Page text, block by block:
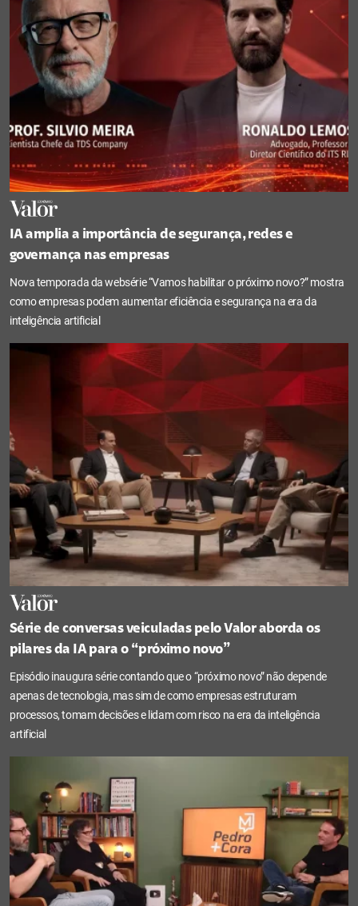
IA amplia a importância de segurança, redes e
governança nas empresas
Nova temporada da websérie “Vamos habilitar o próximo novo?” mostra
como empresas podem aumentar eficiência e segurança na era da
inteligência artificial
Série de conversas veiculadas pelo Valor aborda os
pilares da IA para o “próximo novo”
Episódio inaugura série contando que o “próximo novo” não depende
apenas de tecnologia, mas sim de como empresas estruturam
processos, tomam decisões e lidam com risco na era da inteligência
artificial